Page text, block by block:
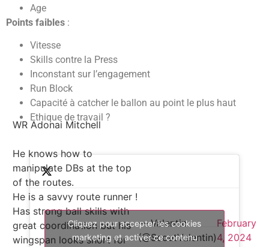
Age
Points faibles :
Vitesse
Skills contre la Press
Inconstant sur l’engagement
Run Block
Capacité à catcher le ballon au point le plus haut
Ethique de travail ?
WR Adonai Mitchell
He knows how to
manipulate DBs at the top
of the routes.
He is a savvy route runner !
Has strong ball skills with
great coordination but his
wingspan looks short for
— Valentin
(@ScoutValentin)
February
4, 2024
Cliquez pour accepter les cookies
marketing et activer ce contenu